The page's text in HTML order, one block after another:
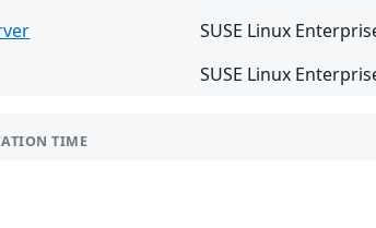
SUSE Linux
SUSE Linux
TIME